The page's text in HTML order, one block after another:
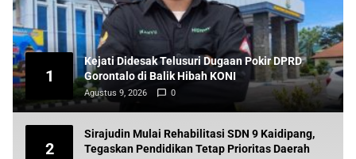
1
Kejati Didesak Telusuri Dugaan Pokir DPRD
Gorontalo di Balik Hibah KONI
Agustus 9, 2026 0
2
Sirajudin Mulai Rehabilitasi SDN 9 Kaidipang,
Tegaskan Pendidikan Tetap Prioritas Daerah